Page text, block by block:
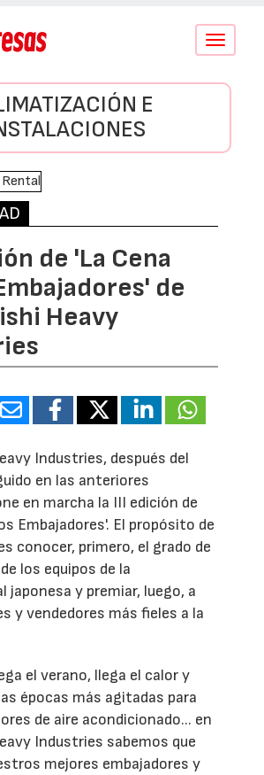
Conmutar
E
de 'La Cena
de
Heavy
Industries, después del
en las anteriores
en marcha la III edición de
Embajadores'. El propósito de
conocer, primero, el grado de
los equipos de la
japonesa y premiar, luego, a
y vendedores más fieles a la
el verano, llega el calor y
épocas más agitadas para
de aire acondicionado... en
Industries sabemos que
mejores embajadores y